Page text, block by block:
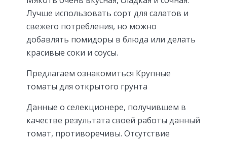
Лучше использовать сорт для салатов и
свежего потребления, но можно
добавлять помидоры в блюда или делать
красивые соки и соусы.
Предлагаем ознакомиться Крупные
томаты для открытого грунта
Данные о селекционере, получившем в
качестве результата своей работы данный
томат, противоречивы. Отсутствие